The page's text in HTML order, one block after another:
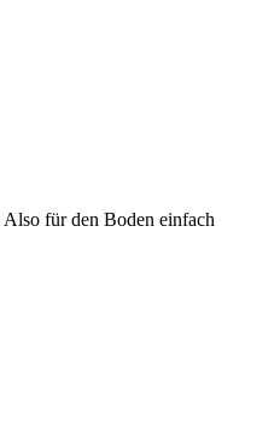
für den Boden einfach